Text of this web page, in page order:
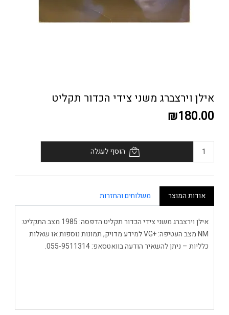
אילן וירצברג משני צידי הכדור תקליט
₪180.00
הוסף לעגלה
אודות המוצר משלוחים והחזרות
אילן וירצברג משני צידי הכדור תקליט הדפסה: 1985 מצב התקליט:
NM מצב העטיפה: +VG למידע מדויק, תמונות נוספות או שאלות
כלליות – ניתן להשאיר הודעה בוואטסאפ: 055-9511314.